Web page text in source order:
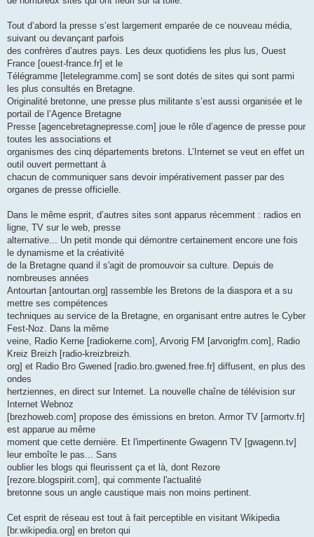
Tout d’abord la presse s’est largement emparée de ce nouveau média,
suivant ou devançant parfois
des confrères d’autres pays. Les deux quotidiens les plus lus, Ouest
France [ouest-france.fr] et le
Télégramme [letelegramme.com] se sont dotés de sites qui sont parmi
les plus consultés en Bretagne.
Originalité bretonne, une presse plus militante s’est aussi organisée et le
portail de l’Agence Bretagne
Presse [agencebretagnepresse.com] joue le rôle d’agence de presse pour
toutes les associations et
organismes des cinq départements bretons. L’Internet se veut en effet un
outil ouvert permettant à
chacun de communiquer sans devoir impérativement passer par des
organes de presse officielle.
Dans le même esprit, d’autres sites sont apparus récemment : radios en
ligne, TV sur le web, presse
alternative... Un petit monde qui démontre certainement encore une fois
le dynamisme et la créativité
de la Bretagne quand il s'agit de promouvoir sa culture. Depuis de
nombreuses années
Antourtan [antourtan.org] rassemble les Bretons de la diaspora et a su
mettre ses compétences
techniques au service de la Bretagne, en organisant entre autres le Cyber
Fest-Noz. Dans la même
veine, Radio Kerne [radiokerne.com], Arvorig FM [arvorigfm.com], Radio
Kreiz Breizh [radio-kreizbreizh.
org] et Radio Bro Gwened [radio.bro.gwened.free.fr] diffusent, en plus des
ondes
hertziennes, en direct sur Internet. La nouvelle chaîne de télévision sur
Internet Webnoz
[brezhoweb.com] propose des émissions en breton. Armor TV [armortv.fr]
est apparue au même
moment que cette dernière. Et l'impertinente Gwagenn TV [gwagenn.tv]
leur emboîte le pas... Sans
oublier les blogs qui fleurissent ça et là, dont Rezore
[rezore.blogspirit.com], qui commente l'actualité
bretonne sous un angle caustique mais non moins pertinent.
Cet esprit de réseau est tout à fait perceptible en visitant Wikipedia
[br.wikipedia.org] en breton qui